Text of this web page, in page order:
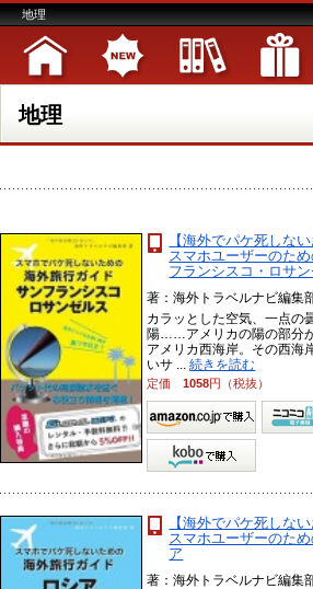
地理
地理
【海外でパケ死しな
スマホユーザーのた
フランシスコ・ロサ
著：海外トラベルナビ編集
カラッとした空気、一点の
陽……アメリカの陽の部分
アメリカ西海岸。その西海
いサ ...続きを読む
定価1058円（税抜）
【海外でパケ死しな
スマホユーザーのた
ア
著：海外トラベルナビ編集